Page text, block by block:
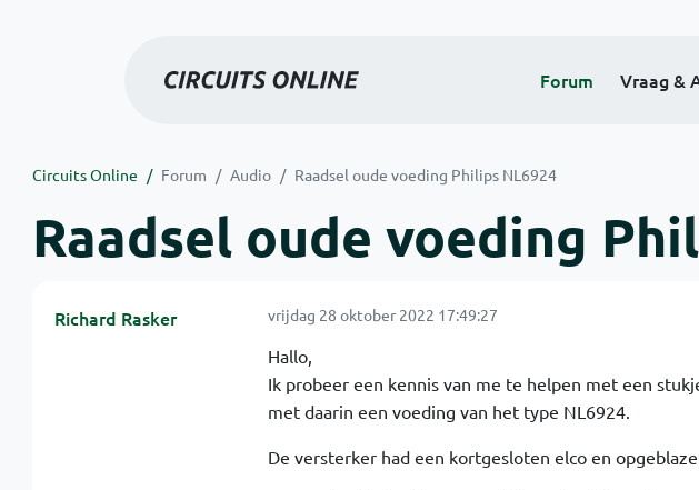
Forum Vraag &
Circuits Online Forum Audio Raadsel oude voeding Philips NL6924
Raadsel oude voeding
Richard Rasker vrijdag 28 oktober 2022 17:49:27
Hallo,
Ik probeer een kennis van me te helpen met een
met daarin een voeding van het type NL6924.
De versterker had een kortgesloten elco en